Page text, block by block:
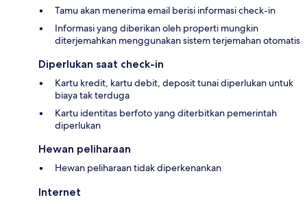
Tamu akan menerima email berisi informasi check-in
Informasi yang diberikan oleh properti mungkin
diterjemahkan menggunakan sistem terjemahan otomatis
Diperlukan saat check-in
Kartu kredit, kartu debit, deposit tunai diperlukan untuk
biaya tak terduga
Kartu identitas berfoto yang diterbitkan pemerintah
diperlukan
Hewan peliharaan
Hewan peliharaan tidak diperkenankan
Internet